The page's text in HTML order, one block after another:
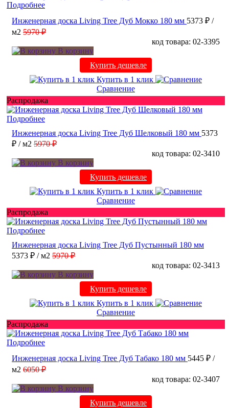
Подробнее
Инженерная доска Living Tree Дуб Мокко 180 мм 5373 ₽ /
м2 5970 ₽
код товара: 02-3395
В корзину
Купить дешевле
Купить в 1 клик
Сравнение
Распродажа
Подробнее
Инженерная доска Living Tree Дуб Шелковый 180 мм 5373
₽ / м2 5970 ₽
код товара: 02-3410
В корзину
Купить дешевле
Купить в 1 клик
Сравнение
Распродажа
Подробнее
Инженерная доска Living Tree Дуб Пустынный 180 мм
5373 ₽ / м2 5970 ₽
код товара: 02-3413
В корзину
Купить дешевле
Купить в 1 клик
Сравнение
Распродажа
Подробнее
Инженерная доска Living Tree Дуб Табако 180 мм 5445 ₽ /
м2 6050 ₽
код товара: 02-3407
В корзину
Купить дешевле